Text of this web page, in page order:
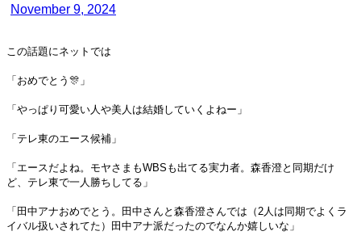
November 9, 2024
この話題にネットでは
「おめでとう🎊」
「やっぱり可愛い人や美人は結婚していくよねー」
「テレ東のエース候補」
「エースだよね。モヤさまもWBSも出てる実力者。森香澄と同期だけ
ど、テレ東で一人勝ちしてる」
「田中アナおめでとう。田中さんと森香澄さんでは（2人は同期でよくラ
イバル扱いされてた）田中アナ派だったのでなんか嬉しいな」